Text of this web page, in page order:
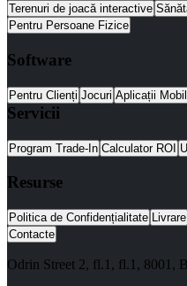
Terenuri de joacă interactive
Pentru Persoane Fizice
Software
Pentru Clienți Jocuri Aplicații
Servicii
Program Trade-In Calculator ROI
Resurse
Politica de Confidențialitate Livrare
Contacte
Odrin Street 2, fl.1 , fl.1, 8001 ,